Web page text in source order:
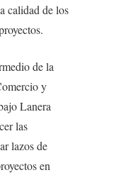
calidad de los
de la
y
Lanera
las
lazos de
en